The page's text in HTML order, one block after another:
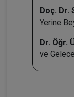
Doç. Dr.
Yerine
Dr. Öğr.
ve